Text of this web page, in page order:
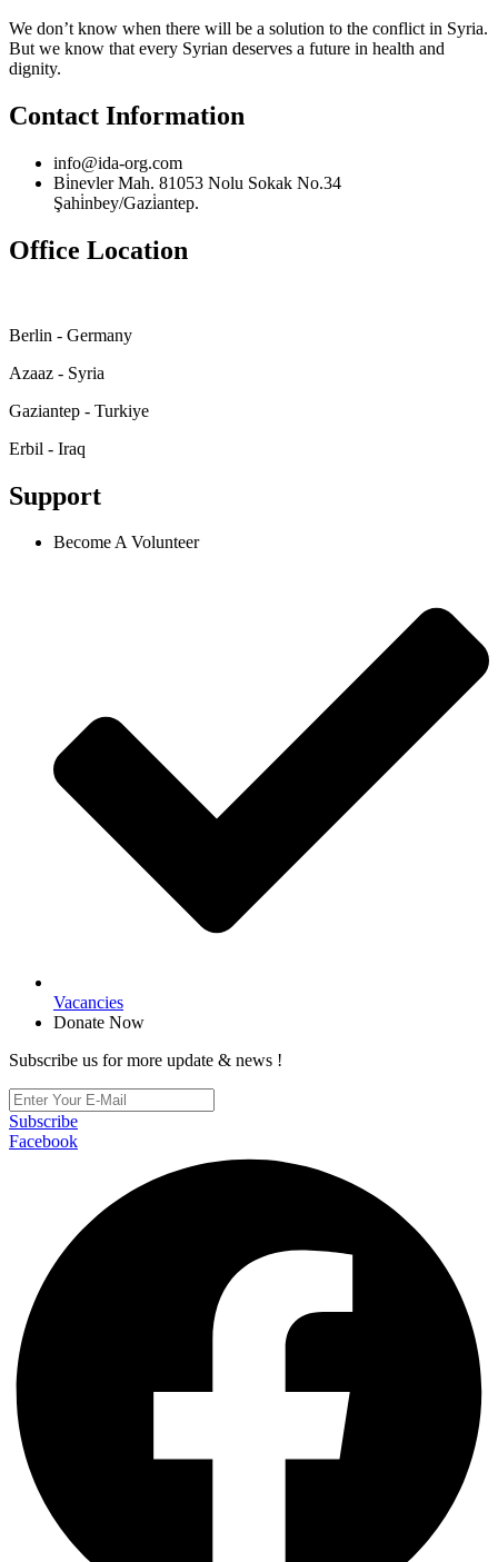
We don’t know when there will be a solution to the conflict in Syria.
But we know that every Syrian deserves a future in health and
dignity.
Contact Information
info@ida-org.com
Bi̇nevler Mah. 81053 Nolu Sokak No.34
Şahi̇nbey/Gazi̇antep.
Office Location
Berlin - Germany
Azaaz - Syria
Gaziantep - Turkiye
Erbil - Iraq
Support
Become A Volunteer
Vacancies
Donate Now
Subscribe us for more update & news !
Subscribe
Facebook